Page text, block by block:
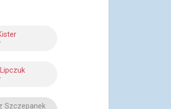
Szczepanek